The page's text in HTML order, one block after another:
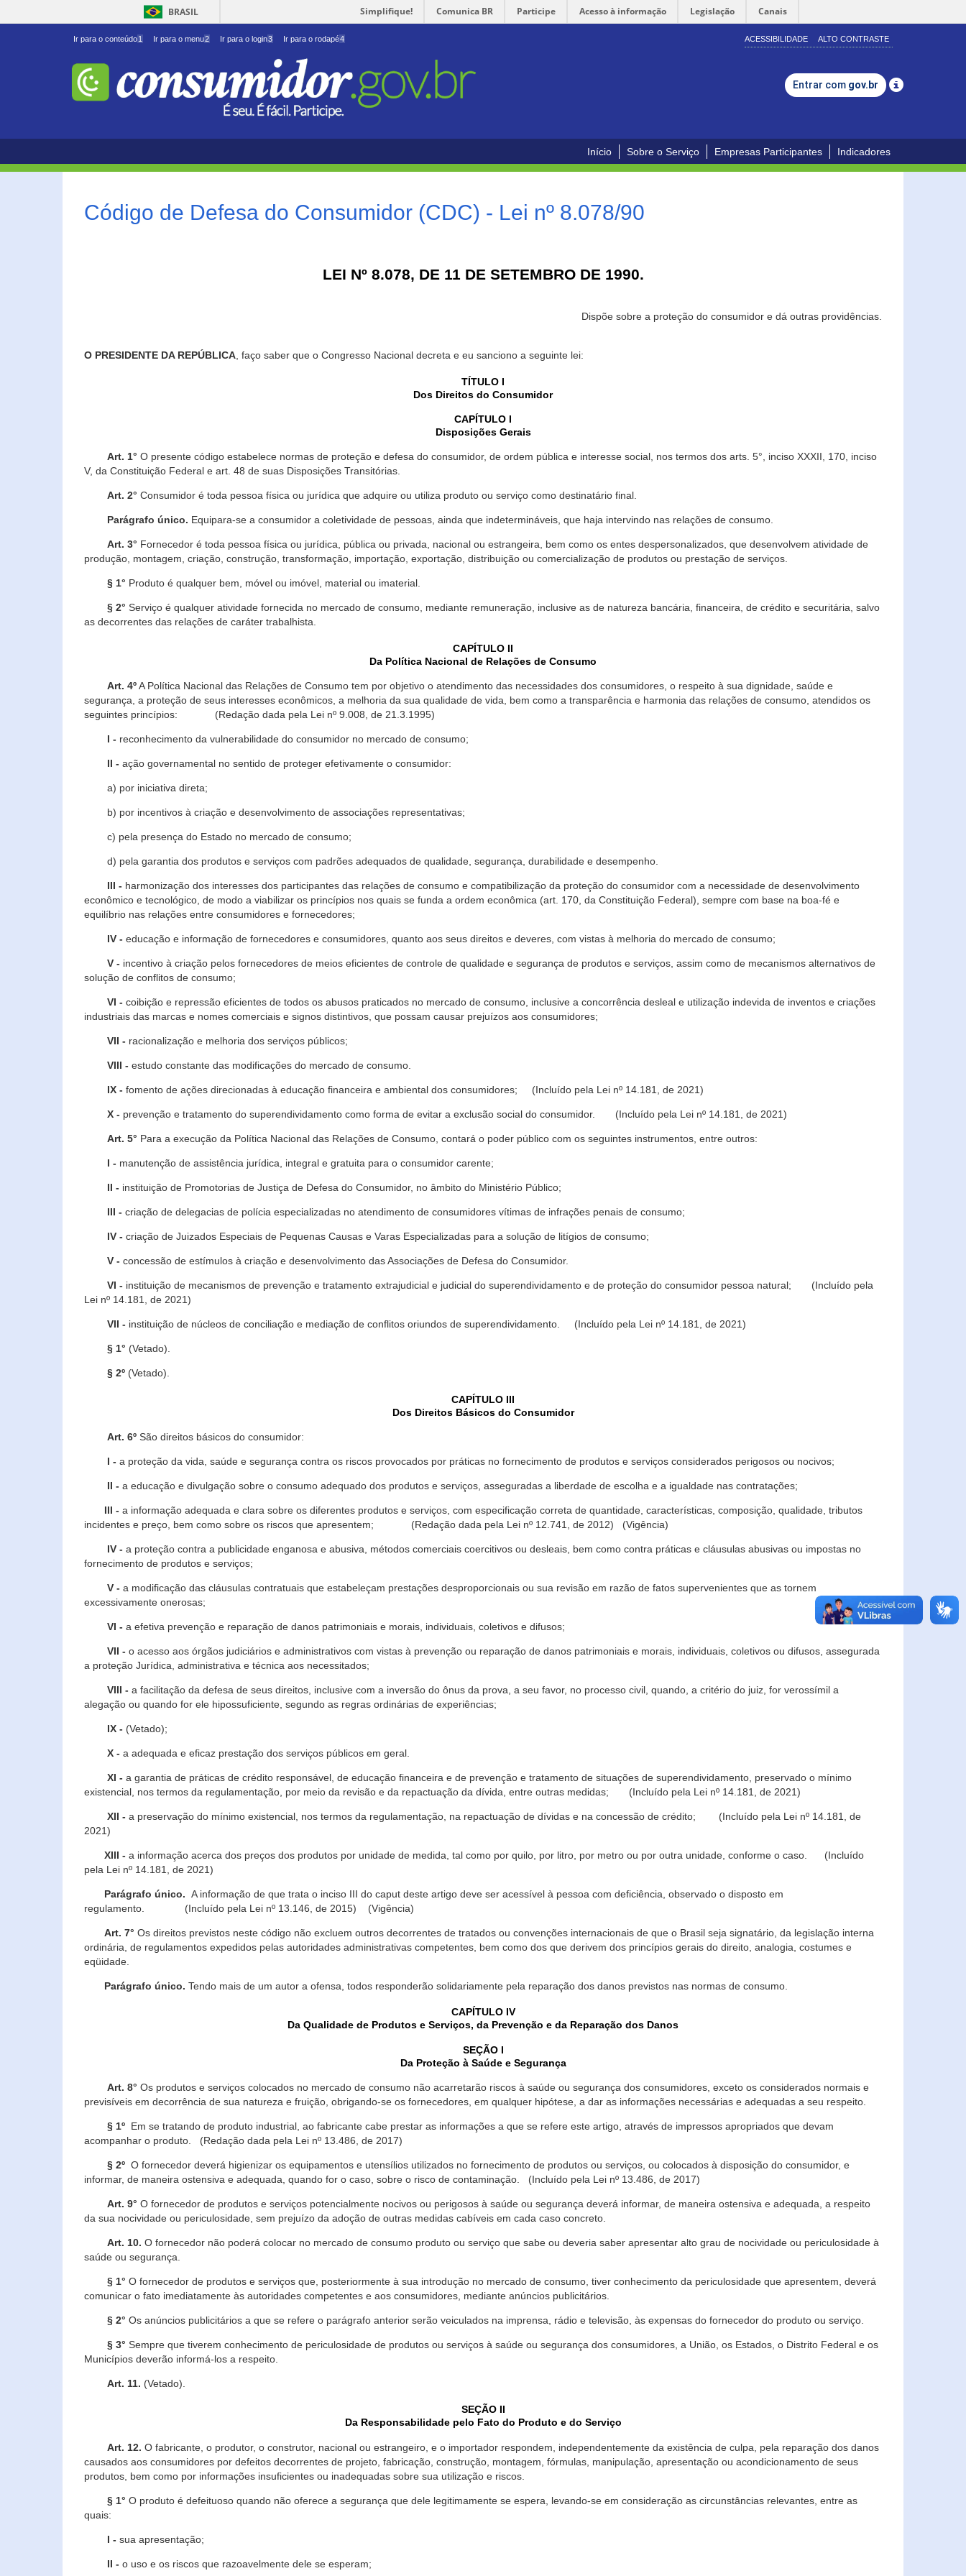
BRASIL Simplifique! Comunica BR Participe Acesso à informação Legislação Canais
Ir para o conteúdo1 Ir para o menu2 Ir para o login3 Ir para o rodapé4 ACESSIBILIDADE ALTO CONTRASTE
Entrar com gov.br
Início Sobre o Serviço Empresas Participantes Indicadores
Código de Defesa do Consumidor (CDC) - Lei nº 8.078/90
LEI Nº 8.078, DE 11 DE SETEMBRO DE 1990.
Dispõe sobre a proteção do consumidor e dá outras providências.
O PRESIDENTE DA REPÚBLICA, faço saber que o Congresso Nacional decreta e eu sanciono a seguinte lei:
TÍTULO I
Dos Direitos do Consumidor
CAPÍTULO I
Disposições Gerais
Art. 1° O presente código estabelece normas de proteção e defesa do consumidor, de ordem pública e interesse social, nos termos dos arts. 5°, inciso XXXII, 170, inciso
V, da Constituição Federal e art. 48 de suas Disposições Transitórias.
Art. 2° Consumidor é toda pessoa física ou jurídica que adquire ou utiliza produto ou serviço como destinatário final.
Parágrafo único. Equipara-se a consumidor a coletividade de pessoas, ainda que indetermináveis, que haja intervindo nas relações de consumo.
Art. 3° Fornecedor é toda pessoa física ou jurídica, pública ou privada, nacional ou estrangeira, bem como os entes despersonalizados, que desenvolvem atividade de
produção, montagem, criação, construção, transformação, importação, exportação, distribuição ou comercialização de produtos ou prestação de serviços.
§ 1° Produto é qualquer bem, móvel ou imóvel, material ou imaterial.
§ 2° Serviço é qualquer atividade fornecida no mercado de consumo, mediante remuneração, inclusive as de natureza bancária, financeira, de crédito e securitária, salvo
as decorrentes das relações de caráter trabalhista.
CAPÍTULO II
Da Política Nacional de Relações de Consumo
Art. 4ºA Política Nacional das Relações de Consumo tem por objetivo o atendimento das necessidades dos consumidores, o respeito à sua dignidade, saúde e
segurança, a proteção de seus interesses econômicos, a melhoria da sua qualidade de vida, bem como a transparência e harmonia das relações de consumo, atendidos os
seguintes princípios: (Redação dada pela Lei nº 9.008, de 21.3.1995)
I - reconhecimento da vulnerabilidade do consumidor no mercado de consumo;
II - ação governamental no sentido de proteger efetivamente o consumidor:
a) por iniciativa direta;
b) por incentivos à criação e desenvolvimento de associações representativas;
c) pela presença do Estado no mercado de consumo;
d) pela garantia dos produtos e serviços com padrões adequados de qualidade, segurança, durabilidade e desempenho.
III - harmonização dos interesses dos participantes das relações de consumo e compatibilização da proteção do consumidor com a necessidade de desenvolvimento
econômico e tecnológico, de modo a viabilizar os princípios nos quais se funda a ordem econômica (art. 170, da Constituição Federal), sempre com base na boa-fé e
equilíbrio nas relações entre consumidores e fornecedores;
IV - educação e informação de fornecedores e consumidores, quanto aos seus direitos e deveres, com vistas à melhoria do mercado de consumo;
V - incentivo à criação pelos fornecedores de meios eficientes de controle de qualidade e segurança de produtos e serviços, assim como de mecanismos alternativos de
solução de conflitos de consumo;
VI - coibição e repressão eficientes de todos os abusos praticados no mercado de consumo, inclusive a concorrência desleal e utilização indevida de inventos e criações
industriais das marcas e nomes comerciais e signos distintivos, que possam causar prejuízos aos consumidores;
VII - racionalização e melhoria dos serviços públicos;
VIII - estudo constante das modificações do mercado de consumo.
IX - fomento de ações direcionadas à educação financeira e ambiental dos consumidores; (Incluído pela Lei nº 14.181, de 2021)
X - prevenção e tratamento do superendividamento como forma de evitar a exclusão social do consumidor. (Incluído pela Lei nº 14.181, de 2021)
Art. 5° Para a execução da Política Nacional das Relações de Consumo, contará o poder público com os seguintes instrumentos, entre outros:
I - manutenção de assistência jurídica, integral e gratuita para o consumidor carente;
II - instituição de Promotorias de Justiça de Defesa do Consumidor, no âmbito do Ministério Público;
III - criação de delegacias de polícia especializadas no atendimento de consumidores vítimas de infrações penais de consumo;
IV - criação de Juizados Especiais de Pequenas Causas e Varas Especializadas para a solução de litígios de consumo;
V - concessão de estímulos à criação e desenvolvimento das Associações de Defesa do Consumidor.
VI - instituição de mecanismos de prevenção e tratamento extrajudicial e judicial do superendividamento e de proteção do consumidor pessoa natural; (Incluído pela
Lei nº 14.181, de 2021)
VII - instituição de núcleos de conciliação e mediação de conflitos oriundos de superendividamento. (Incluído pela Lei nº 14.181, de 2021)
§ 1° (Vetado).
§ 2º (Vetado).
CAPÍTULO III
Dos Direitos Básicos do Consumidor
Art. 6º São direitos básicos do consumidor:
I - a proteção da vida, saúde e segurança contra os riscos provocados por práticas no fornecimento de produtos e serviços considerados perigosos ou nocivos;
II - a educação e divulgação sobre o consumo adequado dos produtos e serviços, asseguradas a liberdade de escolha e a igualdade nas contratações;
III - a informação adequada e clara sobre os diferentes produtos e serviços, com especificação correta de quantidade, características, composição, qualidade, tributos
incidentes e preço, bem como sobre os riscos que apresentem; (Redação dada pela Lei nº 12.741, de 2012) (Vigência)
IV - a proteção contra a publicidade enganosa e abusiva, métodos comerciais coercitivos ou desleais, bem como contra práticas e cláusulas abusivas ou impostas no
fornecimento de produtos e serviços;
V - a modificação das cláusulas contratuais que estabeleçam prestações desproporcionais ou sua revisão em razão de fatos supervenientes que as tornem
excessivamente onerosas;
VI - a efetiva prevenção e reparação de danos patrimoniais e morais, individuais, coletivos e difusos;
VII - o acesso aos órgãos judiciários e administrativos com vistas à prevenção ou reparação de danos patrimoniais e morais, individuais, coletivos ou difusos, assegurada
a proteção Jurídica, administrativa e técnica aos necessitados;
VIII - a facilitação da defesa de seus direitos, inclusive com a inversão do ônus da prova, a seu favor, no processo civil, quando, a critério do juiz, for verossímil a
alegação ou quando for ele hipossuficiente, segundo as regras ordinárias de experiências;
IX - (Vetado);
X - a adequada e eficaz prestação dos serviços públicos em geral.
XI - a garantia de práticas de crédito responsável, de educação financeira e de prevenção e tratamento de situações de superendividamento, preservado o mínimo
existencial, nos termos da regulamentação, por meio da revisão e da repactuação da dívida, entre outras medidas; (Incluído pela Lei nº 14.181, de 2021)
XII - a preservação do mínimo existencial, nos termos da regulamentação, na repactuação de dívidas e na concessão de crédito; (Incluído pela Lei nº 14.181, de
2021)
XIII - a informação acerca dos preços dos produtos por unidade de medida, tal como por quilo, por litro, por metro ou por outra unidade, conforme o caso. (Incluído
pela Lei nº 14.181, de 2021)
Parágrafo único. A informação de que trata o inciso III do caput deste artigo deve ser acessível à pessoa com deficiência, observado o disposto em
regulamento. (Incluído pela Lei nº 13.146, de 2015) (Vigência)
Art. 7° Os direitos previstos neste código não excluem outros decorrentes de tratados ou convenções internacionais de que o Brasil seja signatário, da legislação interna
ordinária, de regulamentos expedidos pelas autoridades administrativas competentes, bem como dos que derivem dos princípios gerais do direito, analogia, costumes e
eqüidade.
Parágrafo único. Tendo mais de um autor a ofensa, todos responderão solidariamente pela reparação dos danos previstos nas normas de consumo.
CAPÍTULO IV
Da Qualidade de Produtos e Serviços, da Prevenção e da Reparação dos Danos
SEÇÃO I
Da Proteção à Saúde e Segurança
Art. 8° Os produtos e serviços colocados no mercado de consumo não acarretarão riscos à saúde ou segurança dos consumidores, exceto os considerados normais e
previsíveis em decorrência de sua natureza e fruição, obrigando-se os fornecedores, em qualquer hipótese, a dar as informações necessárias e adequadas a seu respeito.
§ 1º Em se tratando de produto industrial, ao fabricante cabe prestar as informações a que se refere este artigo, através de impressos apropriados que devam
acompanhar o produto. (Redação dada pela Lei nº 13.486, de 2017)
§ 2º O fornecedor deverá higienizar os equipamentos e utensílios utilizados no fornecimento de produtos ou serviços, ou colocados à disposição do consumidor, e
informar, de maneira ostensiva e adequada, quando for o caso, sobre o risco de contaminação. (Incluído pela Lei nº 13.486, de 2017)
Art. 9° O fornecedor de produtos e serviços potencialmente nocivos ou perigosos à saúde ou segurança deverá informar, de maneira ostensiva e adequada, a respeito
da sua nocividade ou periculosidade, sem prejuízo da adoção de outras medidas cabíveis em cada caso concreto.
Art. 10. O fornecedor não poderá colocar no mercado de consumo produto ou serviço que sabe ou deveria saber apresentar alto grau de nocividade ou periculosidade à
saúde ou segurança.
§ 1° O fornecedor de produtos e serviços que, posteriormente à sua introdução no mercado de consumo, tiver conhecimento da periculosidade que apresentem, deverá
comunicar o fato imediatamente às autoridades competentes e aos consumidores, mediante anúncios publicitários.
§ 2° Os anúncios publicitários a que se refere o parágrafo anterior serão veiculados na imprensa, rádio e televisão, às expensas do fornecedor do produto ou serviço.
§ 3° Sempre que tiverem conhecimento de periculosidade de produtos ou serviços à saúde ou segurança dos consumidores, a União, os Estados, o Distrito Federal e os
Municípios deverão informá-los a respeito.
Art. 11. (Vetado).
SEÇÃO II
Da Responsabilidade pelo Fato do Produto e do Serviço
Art. 12. O fabricante, o produtor, o construtor, nacional ou estrangeiro, e o importador respondem, independentemente da existência de culpa, pela reparação dos danos
causados aos consumidores por defeitos decorrentes de projeto, fabricação, construção, montagem, fórmulas, manipulação, apresentação ou acondicionamento de seus
produtos, bem como por informações insuficientes ou inadequadas sobre sua utilização e riscos.
§ 1° O produto é defeituoso quando não oferece a segurança que dele legitimamente se espera, levando-se em consideração as circunstâncias relevantes, entre as
quais:
I - sua apresentação;
II - o uso e os riscos que razoavelmente dele se esperam;